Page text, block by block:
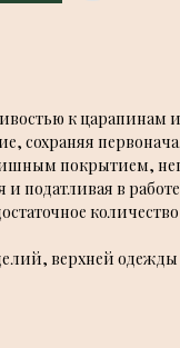
к царапинам
сохраняя
покрытием,
податливая в
количество
верхней одежды